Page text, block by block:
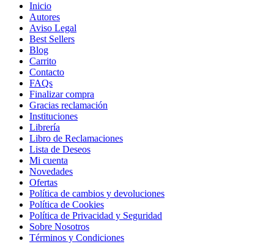
Inicio
Autores
Aviso Legal
Best Sellers
Blog
Carrito
Contacto
FAQs
Finalizar compra
Gracias reclamación
Instituciones
Librería
Libro de Reclamaciones
Lista de Deseos
Mi cuenta
Novedades
Ofertas
Política de cambios y devoluciones
Política de Cookies
Política de Privacidad y Seguridad
Sobre Nosotros
Términos y Condiciones